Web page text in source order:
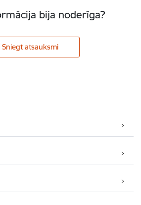
bija noderīga?
Sniegt atsauksmi